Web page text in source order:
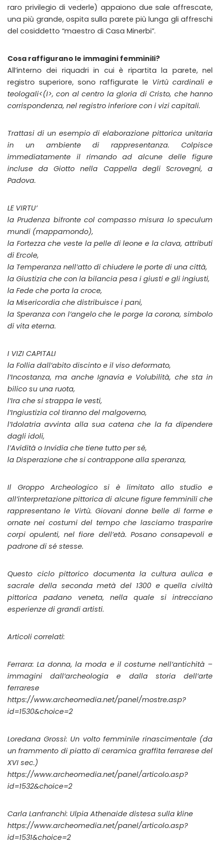
raro privilegio di vederle) appaiono due sale affrescate,
una più grande, ospita sulla parete più lunga gli affreschi
del cosiddetto “maestro di Casa Minerbi”.
Cosa raffigurano le immagini femminili?
All’interno dei riquadri in cui è ripartita la parete, nel
registro superiore, sono raffigurate le Virtù cardinali e
teologali<(I>, con al centro la gloria di Cristo, che hanno
corrispondenza, nel registro inferiore con i vizi capitali.
Trattasi di un esempio di elaborazione pittorica unitaria
in un ambiente di rappresentanza. Colpisce
immediatamente il rimando ad alcune delle figure
incluse da Giotto nella Cappella degli Scrovegni, a
Padova.
LE VIRTU’
la Prudenza bifronte col compasso misura lospeculum
mundi (mappamondo),
la Fortezzache veste la pelle di leone e la clava, attributi
di Ercole,
la Temperanza nell’atto di chiudere le porte di una città,
la Giustizia che con la bilancia pesa i giusti e gli ingiusti,
la Fede che porta la croce,
la Misericordia che distribuisce i pani,
la Speranzacon l’angelo che le porge la corona, simbolo
di vita eterna.
I VIZI CAPITALI
la Follia dall’abito discinto e il viso deformato,
l’Incostanza, ma anche Ignavia e Volubilità, che sta in
bilico su una ruota,
l’Ira che si strappa le vesti,
l’Ingiustizia col tiranno del malgoverno,
l’Idolatria avvinta alla sua catena che la fa dipendere
dagli idoli,
l’Avidità o Invidia che tiene tutto per sé,
la Disperazione che si contrappone alla speranza,
Il Groppo Archeologico si è limitato allo studio e
all’interpretazione pittorica di alcune figure femminili che
rappresentano le Virtù. Giovani donne belle di forme e
ornate nei costumi del tempo che lasciamo trasparire
corpi opulenti, nel fiore dell’età. Posano consapevoli e
padrone di sé stesse.
Questo ciclo pittorico documenta la cultura aulica e
sacrale della seconda metà del 1300 e quella civiltà
pittorica padano veneta, nella quale si intrecciano
esperienze di grandi artisti.
Articoli correlati:
Ferrara: La donna, la moda e il costume nell’antichità –
immagini dall’archeologia e dalla storia dell’arte
ferrarese
https://www.archeomedia.net/panel/mostre.asp?
id=1530&choice=2
Loredana Grossi: Un volto femminile rinascimentale (da
un frammento di piatto di ceramica graffita ferrarese del
XVI sec.)
https://www.archeomedia.net/panel/articolo.asp?
id=1532&choice=2
Carla Lanfranchi: Ulpia Athenaide distesa sulla kline
https://www.archeomedia.net/panel/articolo.asp?
id=1531&choice=2